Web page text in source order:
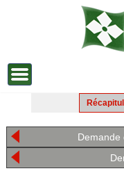
Demande